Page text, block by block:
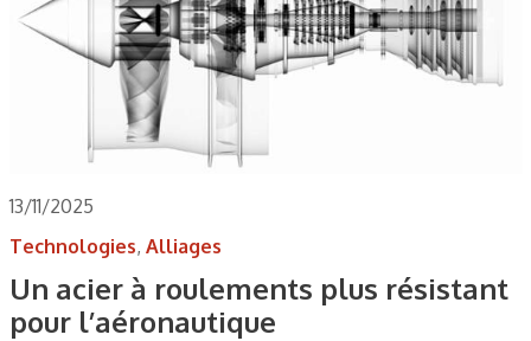
13/11/2025
Technologies, Alliages
Un acier à roulements plus résistant
pour l’aéronautique